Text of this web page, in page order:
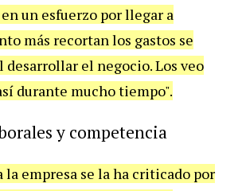
un esfuerzo por llegar a
más recortan los gastos se
el negocio. Los veo
durante mucho tiempo".
y competencia
la empresa se la ha criticado por